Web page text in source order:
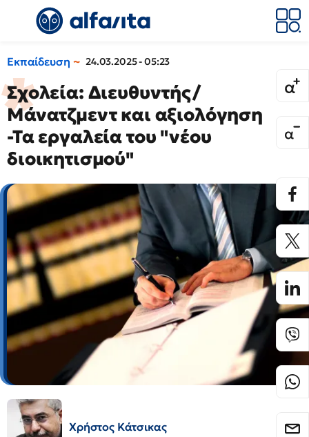
Εκπαίδευση 24.03.2025 - 05:23
Σχολεία: Διευθυντής/
Μάνατζμεντ και αξιολόγηση
-Τα εργαλεία του "νέου
διοικητισμού"
Χρήστος Κάτσικας